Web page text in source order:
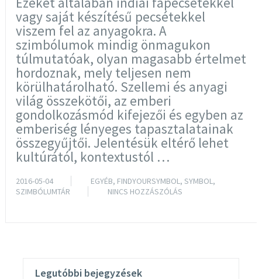
vagy saját készítésű pecsétekkel
viszem fel az anyagokra. A
szimbólumok mindig önmagukon
túlmutatóak, olyan magasabb értelmet
hordoznak, mely teljesen nem
körülhatárolható. Szellemi és anyagi
világ összekötői, az emberi
gondolkozásmód kifejezői és egyben az
emberiség lényeges tapasztalatainak
összegyűjtői. Jelentésük eltérő lehet
kultúrától, kontextustól …
2016-05-04 EGYÉB, FINDYOURSYMBOL, SYMBOL,
SZIMBÓLUMTÁR
NINCS HOZZÁSZÓLÁS
Legutóbbi bejegyzések